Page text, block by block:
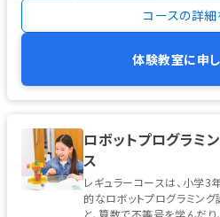
コースの詳細
体験教室に申
ロボットプログラミ
ス
レギュラーコースは、小学
的なロボットプログラミン